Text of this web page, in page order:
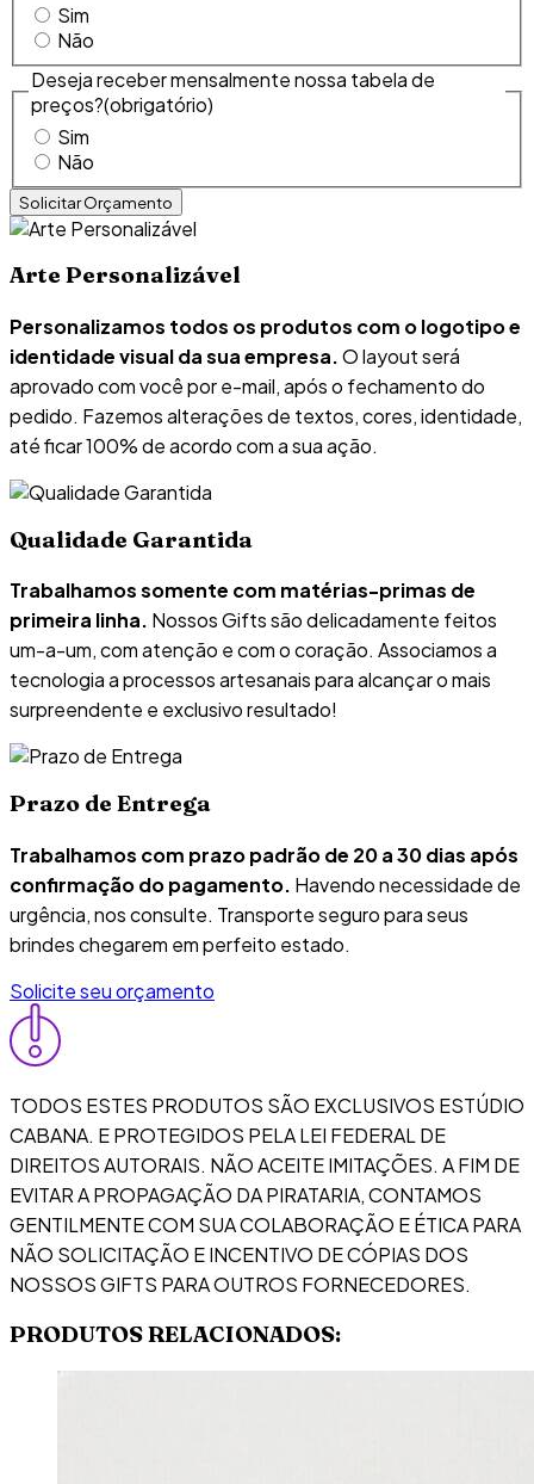
Sim
Não
Deseja receber mensalmente nossa tabela de
preços?(obrigatório)
Sim
Não
Arte Personalizável
Personalizamos todos os produtos com o logotipo e
identidade visual da sua empresa.O layout será
aprovado com você por e-mail, após o fechamento do
pedido. Fazemos alterações de textos, cores, identidade,
até ficar 100% de acordo com a sua ação.
Qualidade Garantida
Trabalhamos somente com matérias-primas de
primeira linha. Nossos Gifts são delicadamente feitos
um-a-um, com atenção e com o coração. Associamos a
tecnologia a processos artesanais para alcançar o mais
surpreendente e exclusivo resultado!
Prazo de Entrega
Trabalhamos com prazo padrão de 20 a 30 dias após
confirmação do pagamento. Havendo necessidade de
urgência, nos consulte. Transporte seguro para seus
brindes chegarem em perfeito estado.
Solicite seu orçamento
TODOS ESTES PRODUTOS SÃO EXCLUSIVOS ESTÚDIO
CABANA. E PROTEGIDOS PELA LEI FEDERAL DE
DIREITOS AUTORAIS. NÃO ACEITE IMITAÇÕES. A FIM DE
EVITAR A PROPAGAÇÃO DA PIRATARIA, CONTAMOS
GENTILMENTE COM SUA COLABORAÇÃO E ÉTICA PARA
NÃO SOLICITAÇÃO E INCENTIVO DE CÓPIAS DOS
NOSSOS GIFTS PARA OUTROS FORNECEDORES.
PRODUTOS RELACIONADOS: